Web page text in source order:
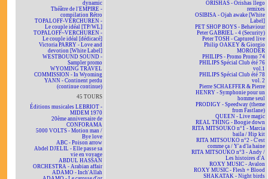
dynamic
Théâtre de l'EMPIRE -
compilation Rétro
TOPALOFF-VERCHUREN -
Le couple idéal [TP/WL]
TOPALOFF~VERCHUREN -
Le couple idéal [dédicacé]
Victoria PARRY - Love and
devotion [White Label]
WESTBOUND SOUND -
Sampler promo
WYOMING TRAVEL
COMMISSION - In Wyoming
YANN - Continent perdu
(continue continue)
45 TOURS
Éditions musicales LEBRIOT -
MIDEM 1970
20ème anniversaire de
CONFORAMA
5000 VOLTS - Motion man /
Bye love
ABC - Poison arrow
Abdel DJELIL - Elle passe sa
vie en voyage
ABDUL HASSAN
ORCHESTRA - Arabian affair
ADAMO - Inch'Allah
ORISHAS - Orishas llego
remixes
OSIBISA - Ojah awake [White
Label]
PET SHOP BOYS - Behaviour
Peter GABRIEL - 4 (Security)
Peter TOSH - Captured live
Philip OAKEY & Giorgio
MORODER
PHILIPS - Promo Promo 74
PHILIPS Spécial Club été 76
vol.1
PHILIPS Spécial Club été 78
vol. 2
Pierre SCHAEFFER & Pierre
HENRY - Symphonie pour un
homme seul
PRODIGY - Speedway (theme
from Fastlane)
QUEEN - Live magic
REAL THING - Boogie down
RITA MITSOUKO n°1 - Marcia
baila / Hip kit
RITA MITSOUKO n°2 - C'est
comme ça / Y'a d'la haine
RITA MITSOUKO n°3 - Andy /
Les histoires d'A
ROXY MUSIC - Avalon
ROXY MUSIC - Flesh + Blood
SHAKATAK - Night birds